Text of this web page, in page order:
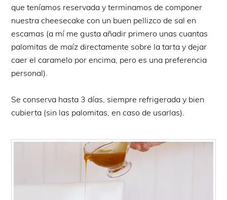
que teníamos reservada y terminamos de componer
nuestra cheesecake con un buen pellizco de sal en
escamas (a mí me gusta añadir primero unas cuantas
palomitas de maíz directamente sobre la tarta y dejar
caer el caramelo por encima, pero es una preferencia
personal).
Se conserva hasta 3 días, siempre refrigerada y bien
cubierta (sin las palomitas, en caso de usarlas).